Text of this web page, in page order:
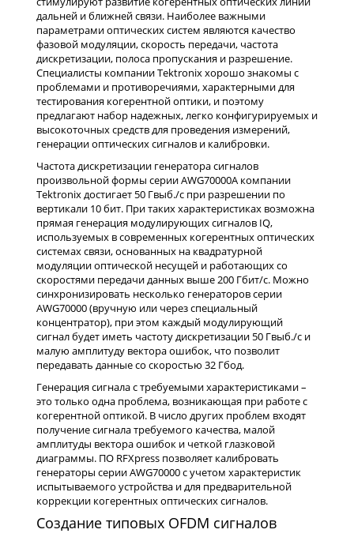
дальней и ближней связи. Наиболее важными
параметрами оптических систем являются качество
фазовой модуляции, скорость передачи, частота
дискретизации, полоса пропускания и разрешение.
Специалисты компании Tektronix хорошо знакомы с
проблемами и противоречиями, характерными для
тестирования когерентной оптики, и поэтому
предлагают набор надежных, легко конфигурируемых и
высокоточных средств для проведения измерений,
генерации оптических сигналов и калибровки.
Частота дискретизации генератора сигналов
произвольной формы серии AWG70000A компании
Tektronix достигает 50 Гвыб./с при разрешении по
вертикали 10 бит. При таких характеристиках возможна
прямая генерация модулирующих сигналов IQ,
используемых в современных когерентных оптических
системах связи, основанных на квадратурной
модуляции оптической несущей и работающих со
скоростями передачи данных выше 200 Гбит/с. Можно
синхронизировать несколько генераторов серии
AWG70000 (вручную или через специальный
концентратор), при этом каждый модулирующий
сигнал будет иметь частоту дискретизации 50 Гвыб./с и
малую амплитуду вектора ошибок, что позволит
передавать данные со скоростью 32 Гбод.
Генерация сигнала с требуемыми характеристиками –
это только одна проблема, возникающая при работе с
когерентной оптикой. В число других проблем входят
получение сигнала требуемого качества, малой
амплитуды вектора ошибок и четкой глазковой
диаграммы. ПО RFXpress позволяет калибровать
генераторы серии AWG70000 с учетом характеристик
испытываемого устройства и для предварительной
коррекции когерентных оптических сигналов.
Создание типовых OFDM сигналов